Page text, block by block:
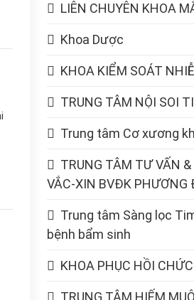
LIÊN CHUYÊN KHOA
Khoa Dược
KHOA KIỂM SOÁT
TRUNG TÂM NỘI SOI
Trung tâm Cơ xương
TRUNG TÂM TƯ VẤN
VẮC-XIN BVĐK PHƯƠNG
Trung tâm Sàng lọc
bệnh bẩm sinh
KHOA PHỤC HỒI
TRUNG TÂM HIẾM